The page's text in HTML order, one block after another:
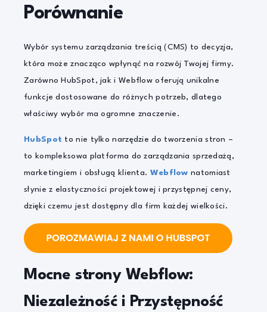
Porównanie
Wybór systemu zarządzania treścią (CMS) to decyzja,
która może znacząco wpłynąć na rozwój Twojej firmy.
Zarówno HubSpot, jak i Webflow oferują unikalne
funkcje dostosowane do różnych potrzeb, dlatego
właściwy wybór ma ogromne znaczenie.
HubSpot to nie tylko narzędzie do tworzenia stron –
to kompleksowa platforma do zarządzania sprzedażą,
marketingiem i obsługą klienta. Webflow natomiast
słynie z elastyczności projektowej i przystępnej ceny,
dzięki czemu jest dostępny dla firm każdej wielkości.
Mocne strony Webflow:
Niezależność i Przystępność